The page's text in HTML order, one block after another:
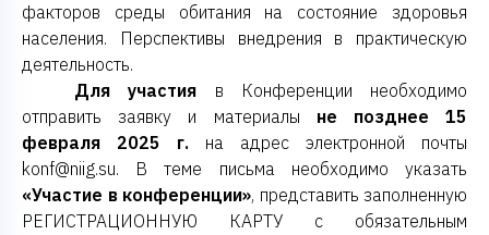
факторов среды обитания на состояние здоровья
населения. Перспективы внедрения в практическую
деятельность.
Для участия в Конференции необходимо
отправить заявку и материалы не позднее 15
февраля 2025 г. на адрес электронной почты
konf@niig.su. В теме письма необходимо указать
«Участие в конференции», представить заполненную
РЕГИСТРАЦИОННУЮ КАРТУ с обязательным